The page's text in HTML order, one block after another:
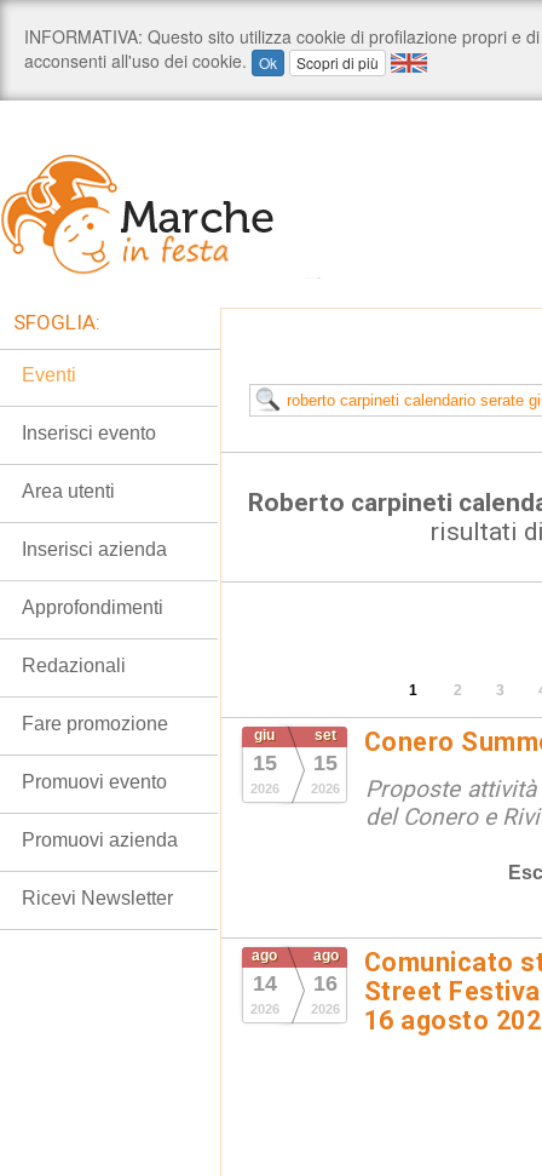
Roberto carpineti
risultati
1 2 3
giu
15
2026
set
15
2026
Conero
Proposte
del Conero e
ago
14
2026
ago
16
2026
Comunicato
Street
16 agosto
SFOGLIA:
Eventi
Inserisci evento
Area utenti
Inserisci azienda
Approfondimenti
Redazionali
Fare promozione
Promuovi evento
Promuovi azienda
Ricevi Newsletter